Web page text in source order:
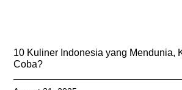
10 Kuliner Indonesia yang Mendunia,
Coba?